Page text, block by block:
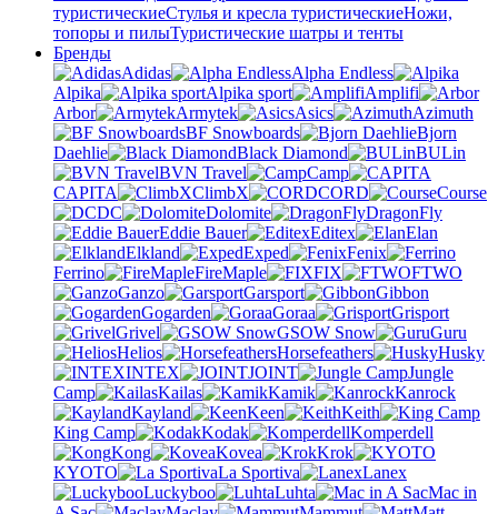
туристическиеСтулья и кресла туристическиеНожи,
топоры и пилыТуристические шатры и тенты
Бренды
Adidas
Alpha Endless
Alpika
Alpika sport
Amplifi
Arbor
Armytek Asics
Azimuth
BF Snowboards
Bjorn
Daehlie
Black Diamond
BULin
BVN Travel
Camp
CAPITA
ClimbX CORD
Course
DC
Dolomite
DragonFly
Eddie Bauer
Editex
Elan
Elkland
Exped
Fenix
Ferrino
FireMaple FIX
FTWO
Ganzo
Garsport
Gibbon
Gogarden
Goraa
Grisport
Grivel
GSOW Snow
Guru
Helios
Horsefeathers
Husky
INTEX
JOINT
Jungle
Camp
Kailas Kamik
Kanrock
Kayland
Keen
Keith
King Camp
Kodak
Komperdell
Kong
Kovea
Krok
KYOTO
La Sportiva
Lanex
Luckyboo
Luhta
Mac in